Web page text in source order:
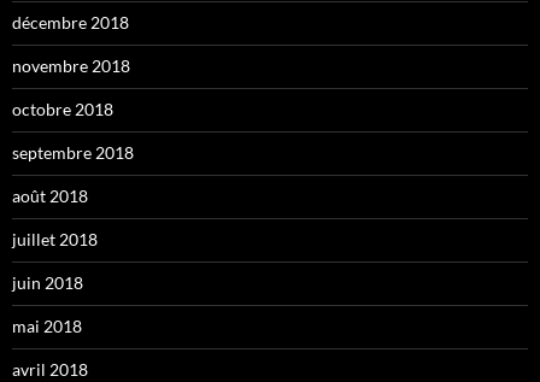
décembre 2018
novembre 2018
octobre 2018
septembre 2018
août 2018
juillet 2018
juin 2018
mai 2018
avril 2018